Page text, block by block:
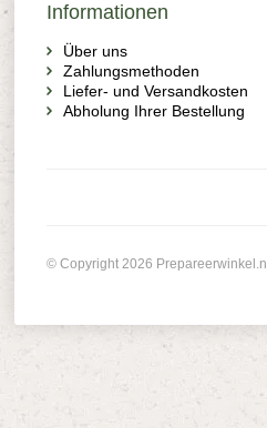
Informationen
Über uns
Zahlungsmethoden
Liefer- und Versandkosten
Abholung Ihrer Bestellung
© Copyright 2026 Prepareerwinkel.nl